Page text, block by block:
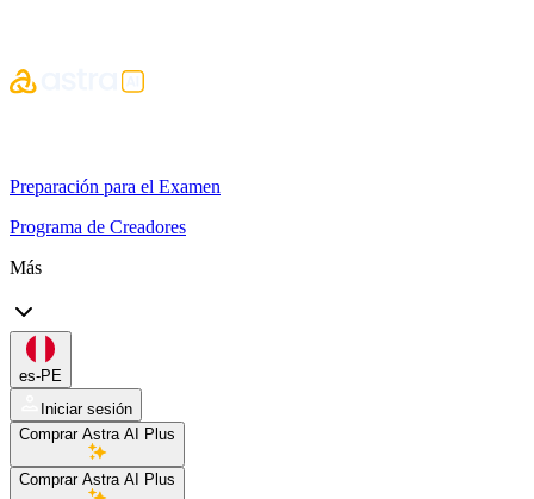
Preparación para el Examen
Programa de Creadores
Más
es-PE
Iniciar sesión
Comprar Astra AI Plus
Comprar Astra AI Plus